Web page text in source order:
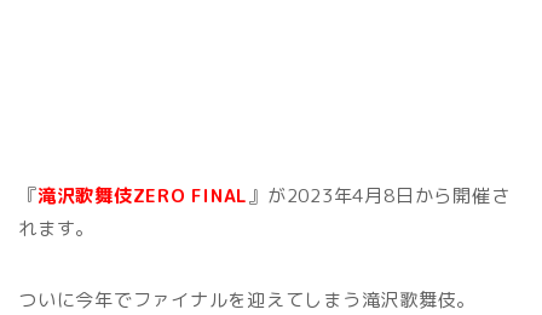
『滝沢歌舞伎ZERO FINAL』が2023年4月8日から開催さ
れます。
ついに今年でファイナルを迎えてしまう滝沢歌舞伎。